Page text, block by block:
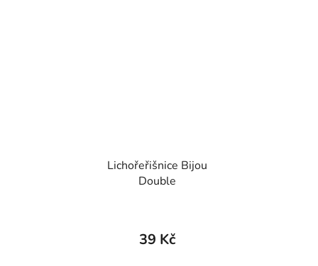
Lichořeřišnice Bijou
Double
39 Kč